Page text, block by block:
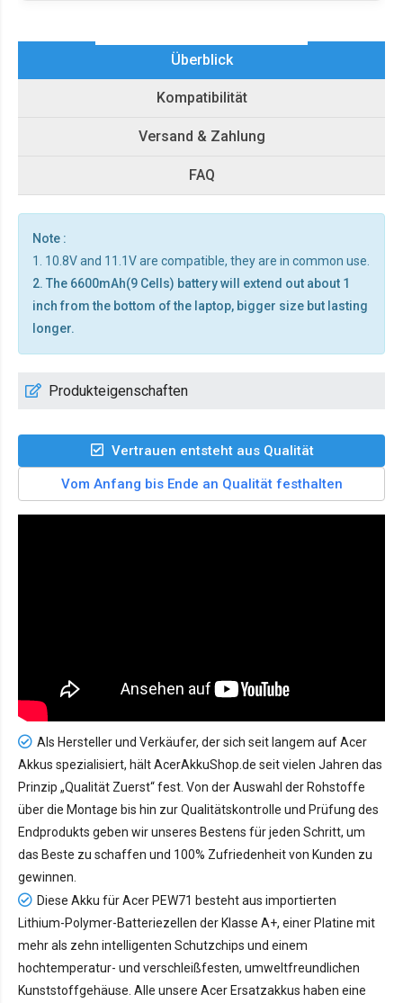
Überblick
Kompatibilität
Versand & Zahlung
FAQ
Note :
1. 10.8V and 11.1V are compatible, they are in common use.
2. The 6600mAh(9 Cells) battery will extend out about 1
inch from the bottom of the laptop, bigger size but lasting
longer.
Produkteigenschaften
Vertrauen entsteht aus Qualität
Vom Anfang bis Ende an Qualität festhalten
Als Hersteller und Verkäufer, der sich seit langem auf Acer
Akkus spezialisiert, hält AcerAkkuShop.de seit vielen Jahren das
Prinzip „Qualität Zuerst“ fest. Von der Auswahl der Rohstoffe
über die Montage bis hin zur Qualitätskontrolle und Prüfung des
Endprodukts geben wir unseres Bestens für jeden Schritt, um
das Beste zu schaffen und 100% Zufriedenheit von Kunden zu
gewinnen.
Diese Akku für Acer PEW71 besteht aus importierten
Lithium-Polymer-Batteriezellen der Klasse A+, einer Platine mit
mehr als zehn intelligenten Schutzchips und einem
hochtemperatur- und verschleißfesten, umweltfreundlichen
Kunststoffgehäuse. Alle unsere Acer Ersatzakkus haben eine